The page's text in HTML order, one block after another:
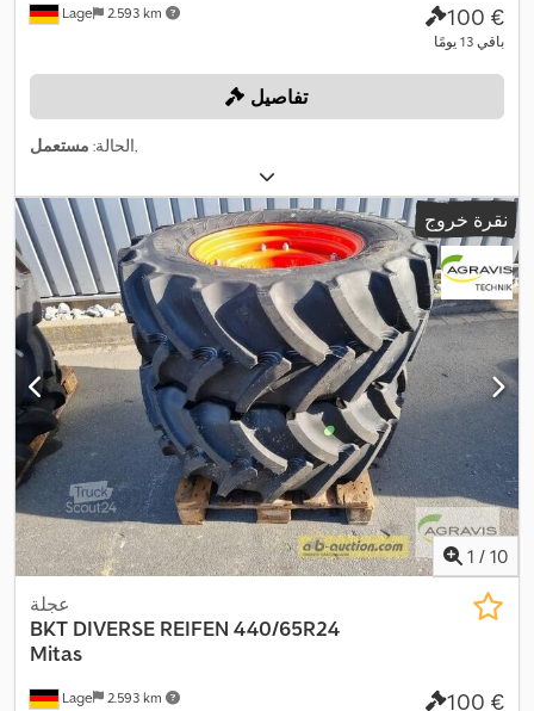
Lage 2.593 km ‏100 €
باقي 13 يومًا
تفاصيل
الحالة: مستعمل ,
نقرة خروج
1 / 10
Lage 2.593 km
عجلة
BKT DIVERSE REIFEN 440/65R24
Mitas
‏100 €